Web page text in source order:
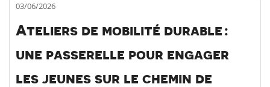
03/06/2026
Ateliers de mobilité durable :
une passerelle pour engager
les jeunes sur le chemin de